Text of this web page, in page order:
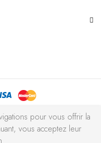
droits réservés - Réalisé
ZIGZAG
pour vous offrir la
vous acceptez leur